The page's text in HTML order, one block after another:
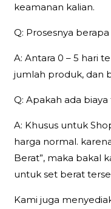
keamanan kalian.
Q: Prosesnya
A: Antara 0 – 5 hari
jumlah produk, dan
Q: Apakah ada
A: Khusus untuk
harga normal.
Berat”, maka bakal
untuk set berat
Kami juga